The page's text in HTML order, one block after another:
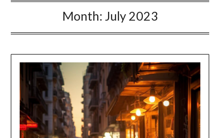
Month: July 2023